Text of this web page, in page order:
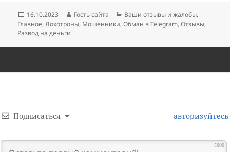
Опубликовано
16.10.2023 Автор
Гость сайта Рубрики
Ваши отзывы и жалобы,
Главное,Лохотроны, Мошенники,Обман в Telegram,Отзывы,
Развод на деньги
Подписаться авторизуйтесь
5000